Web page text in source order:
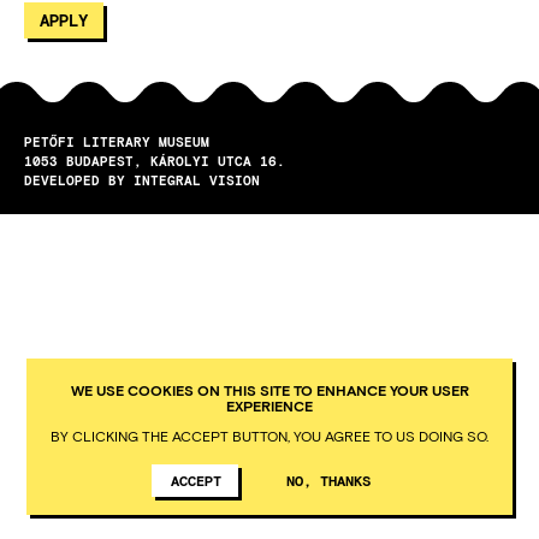
PETŐFI LITERARY MUSEUM
1053
BUDAPEST
KÁROLYI UTCA 16.
DEVELOPED BY INTEGRAL VISION
WE USE COOKIES ON THIS SITE TO ENHANCE YOUR USER
EXPERIENCE
BY CLICKING THE ACCEPT BUTTON, YOU AGREE TO US DOING SO.
ACCEPT NO, THANKS